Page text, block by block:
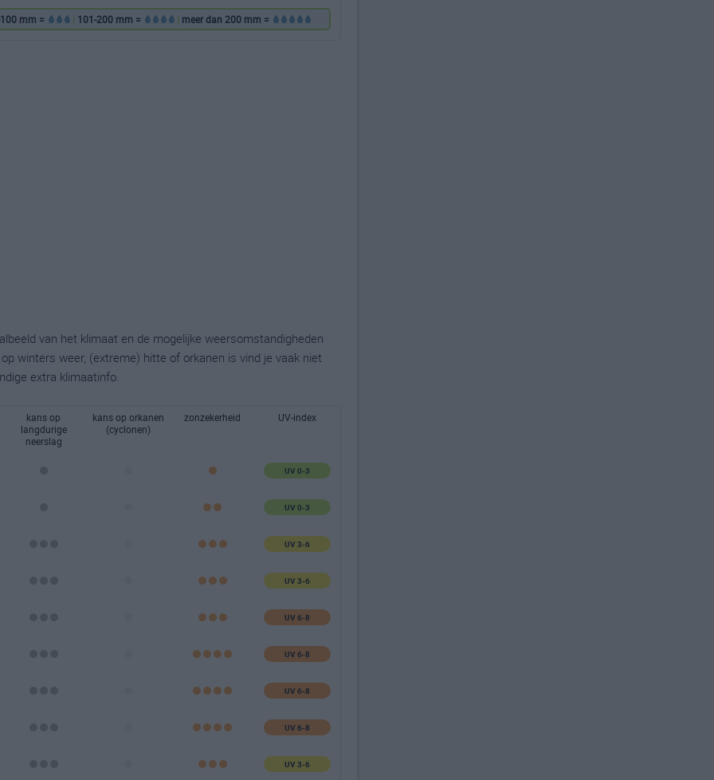
mm = | 101-200 mm = | meer dan 200 mm =
van het klimaat en de mogelijke weersomstandigheden
winters weer, (extreme) hitte of orkanen is vind je vaak niet
extra klimaatinfo.
kans op
langdurige
neerslag
kans op orkanen
(cyclonen)
zonzekerheid UV-index
UV 0-3
UV 0-3
UV 3-6
UV 3-6
UV 6-8
UV 6-8
UV 6-8
UV 6-8
UV 3-6